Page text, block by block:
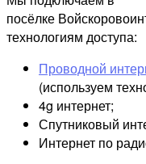
посёлке
технологиям доступа:
Проводной
(используем
4g интернет;
Спутниковый
Интернет по